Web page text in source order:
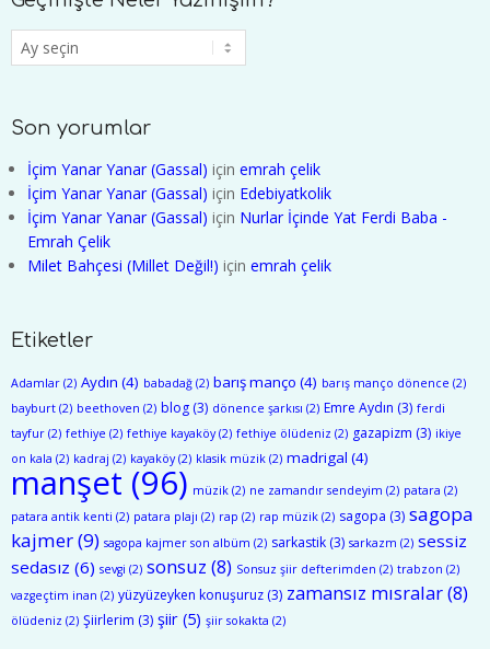
Geçmişte
Neler
Son yorumlar
İçim Yanar Yanar (Gassal) için emrah çelik
İçim Yanar Yanar (Gassal) için Edebiyatkolik
İçim Yanar Yanar (Gassal) için Nurlar İçinde Yat Ferdi Baba -
Emrah Çelik
Milet Bahçesi (Millet Değil!) için emrah çelik
Etiketler
Adamlar (2) Aydın (4) babadağ (2) barış manço (4) barış manço dönence (2)
bayburt (2) beethoven (2) blog (3) dönence şarkısı (2) Emre Aydın (3) ferdi
tayfur (2) fethiye (2) fethiye kayaköy(2) fethiye ölüdeniz (2) gazapizm (3) ikiye
on kala (2) kadraj (2) kayaköy(2) klasik müzik (2) madrigal (4)
manşet (96) müzik (2) ne zamandır sendeyim (2) patara (2)
patara antik kenti (2) patara plajı (2) rap (2) rap müzik (2) sagopa (3) sagopa
kajmer(9) sagopa kajmer son albüm (2) sarkastik (3) sarkazm (2) sessiz
sedasız (6) sevgi (2) sonsuz (8) Sonsuz şiir defterimden (2) trabzon (2)
vazgeçtim inan (2) yüzyüzeyken konuşuruz (3) zamansız mısralar(8)
ölüdeniz (2) Şiirlerim (3) şiir (5) şiir sokakta (2)